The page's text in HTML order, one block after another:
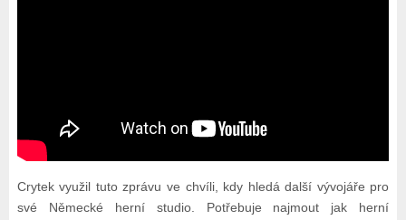
Crytek využil tuto zprávu ve chvíli, kdy hledá další vývojáře pro
své Německé herní studio. Potřebuje najmout jak herní